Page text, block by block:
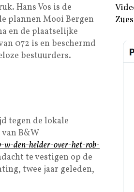
Hans Vos is de
plannen Mooi Bergen
en de plaatselijke
072 is en beschermd
bestuurders.
tegen de lokale
B&W
w-den-helder-over-het-rob-
te vestigen op de
twee jaar geleden,